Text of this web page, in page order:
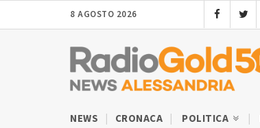
8 AGOSTO 2026
NEWS CRONACA POLITICA